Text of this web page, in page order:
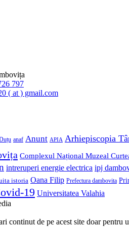
797Opens
in
( at ) gmail.comOpens
anaf Anunt APIA Arhiepiscopia
Complexul Național Muzeal
intreruperi energie electrica ipj
istoria Oana Filip Prefectura dambovita
19 Universitatea Valahia
continut de pe acest site doar